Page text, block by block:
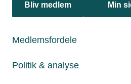
Bliv medlem Min
Medlemsfordele
Politik & analyse
Nyheder